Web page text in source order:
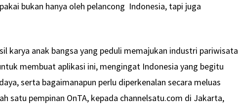
bukan hanya oleh pelancong Indonesia, tapi juga
karya anak bangsa yang peduli memajukan industri pariwisata
membuat aplikasi ini, mengingat Indonesia yang begitu
serta bagaimanapun perlu diperkenalan secara meluas
satu pempinan OnTA, kepada channelsatu.com di Jakarta,